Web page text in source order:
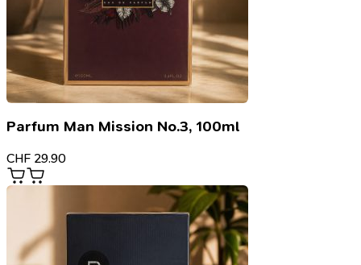
Parfum Man Mission No.3, 100ml
CHF 29.90